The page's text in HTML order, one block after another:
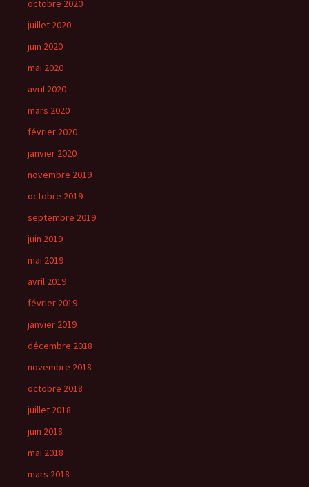
octobre 2020
juillet 2020
juin 2020
mai 2020
avril 2020
mars 2020
février 2020
janvier 2020
novembre 2019
octobre 2019
septembre 2019
juin 2019
mai 2019
avril 2019
février 2019
janvier 2019
décembre 2018
novembre 2018
octobre 2018
juillet 2018
juin 2018
mai 2018
mars 2018